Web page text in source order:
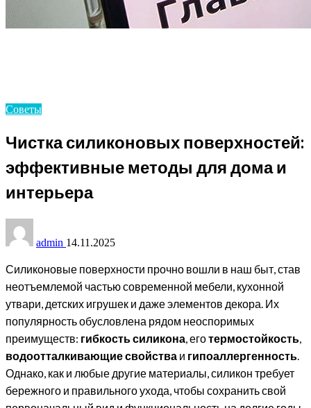
Советы
Чистка силиконовых поверхностей:
эффективные методы для дома и
интерьера
admin 14.11.2025
Силиконовые поверхности прочно вошли в наш быт, став
неотъемлемой частью современной мебели, кухонной
утвари, детских игрушек и даже элементов декора. Их
популярность обусловлена рядом неоспоримых
преимуществ: гибкость силикона, еготермостойкость,
водоотталкивающие свойства и гипоаллергенность.
Однако, как и любые другие материалы, силикон требует
бережного и правильного ухода, чтобы сохранить свой